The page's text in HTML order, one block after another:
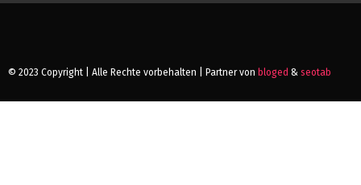
© 2023 Copyright | Alle Rechte vorbehalten | Partner von bloged &seotab